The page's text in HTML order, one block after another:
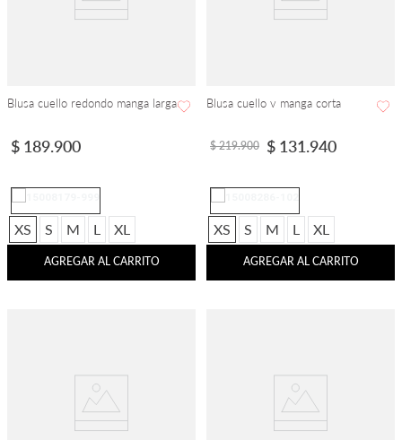
Blusa cuello redondo manga larga
$ 189.900
XS S M L XL
AGREGAR AL CARRITO
Blusa cuello v manga corta
$ 219.900 $ 131.940
XS S M L XL
AGREGAR AL CARRITO